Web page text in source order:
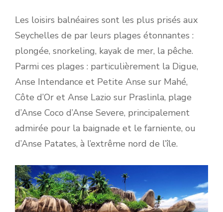
Les loisirs balnéaires sont les plus prisés aux
Seychelles de par leurs plages étonnantes :
plongée, snorkeling, kayak de mer, la pêche.
Parmi ces plages : particulièrement la Digue,
Anse Intendance et Petite Anse sur Mahé,
Côte d’Or et Anse Lazio sur Praslinla, plage
d’Anse Coco d’Anse Severe, principalement
admirée pour la baignade et le farniente, ou
d’Anse Patates, à l’extrême nord de l’île.